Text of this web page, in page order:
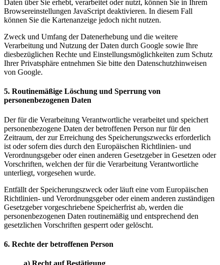
Daten über Sie erhebt, verarbeitet oder nutzt, können Sie in Ihrem
Browsereinstellungen JavaScript deaktivieren. In diesem Fall
können Sie die Kartenanzeige jedoch nicht nutzen.
Zweck und Umfang der Datenerhebung und die weitere
Verarbeitung und Nutzung der Daten durch Google sowie Ihre
diesbezüglichen Rechte und Einstellungsmöglichkeiten zum Schutz
Ihrer Privatsphäre entnehmen Sie bitte den Datenschutzhinweisen
von Google.
5. Routinemäßige Löschung und Sperrung von
personenbezogenen Daten
Der für die Verarbeitung Verantwortliche verarbeitet und speichert
personenbezogene Daten der betroffenen Person nur für den
Zeitraum, der zur Erreichung des Speicherungszwecks erforderlich
ist oder sofern dies durch den Europäischen Richtlinien- und
Verordnungsgeber oder einen anderen Gesetzgeber in Gesetzen oder
Vorschriften, welchen der für die Verarbeitung Verantwortliche
unterliegt, vorgesehen wurde.
Entfällt der Speicherungszweck oder läuft eine vom Europäischen
Richtlinien- und Verordnungsgeber oder einem anderen zuständigen
Gesetzgeber vorgeschriebene Speicherfrist ab, werden die
personenbezogenen Daten routinemäßig und entsprechend den
gesetzlichen Vorschriften gesperrt oder gelöscht.
6. Rechte der betroffenen Person